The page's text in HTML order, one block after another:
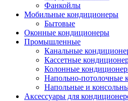
Фанкойлы
Мобильные кондиционеры
Бытовые
Оконные кондиционеры
Промышленные
Канальные
Кассетные
Колонные
Напольно-потолочные
Напольные и
Аксессуары для